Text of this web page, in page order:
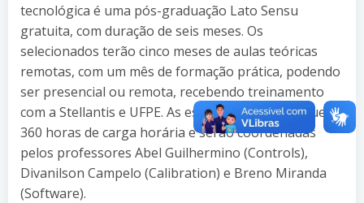
tecnológica é uma pós-graduação Lato Sensu
gratuita, com duração de seis meses. Os
selecionados terão cinco meses de aulas teóricas
remotas, com um mês de formação prática, podendo
ser presencial ou remota, recebendo treinamento
com a Stellantis e UFPE. As especializações possuem
360 horas de carga horária e serão coordenadas
pelos professores Abel Guilhermino (Controls),
Divanilson Campelo (Calibration) e Breno Miranda
(Software).